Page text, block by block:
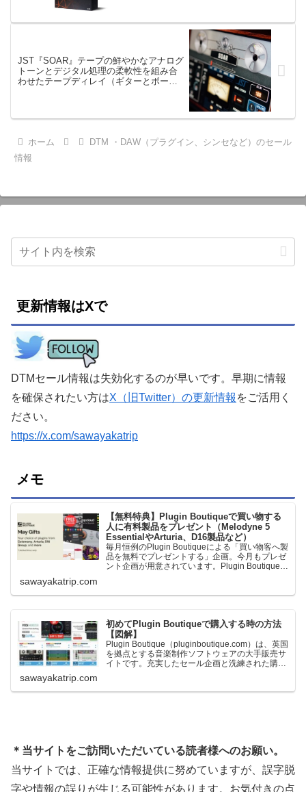
JST『SOAR』テープの鮮やかなアナログ
トーンとデジタル処理の柔軟性を組み合
わせたテープディレイ（ギターとボーカ
ホーム
DTM ・DAW（プラグイン、シンセなど）のセール
情報
更新情報はXで
DTMセール情報は失効化するのが早いです。早期に情報
を確保されたい方はX（旧Twitter）の更新情報 をご活用く
ださい。
https://x.com/sawayakatrip
メモ
【無料特典】Plugin Boutiqueで買い物する
人に有料製品をプレゼント（Melodyne 5
EssentialやArturia、D16製品など）
毎月恒例のPlugin Boutiqueによる「買い物客へ製
品を無料でプレゼントする」企画。今月もプレゼ
ント企画が用意されています。Plugin Boutiqueで
ます。＊無料配布終了予定日：日本時間：
sawayakatrip.com
初めてPlugin Boutiqueで購入する時の方法
【図解】
Plugin Boutique（pluginboutique.com）は、英国
を拠点とする音楽制作ソフトウェアの大手販売サ
イトです。充実したセール企画と洗練された購入
に知っておきたいこと価格表示に…
sawayakatrip.com
＊当サイトをご訪問いただいている読者様へのお願い。
当サイトでは、正確な情報提供に努めていますが、誤字脱
字や情報の誤りが生じる可能性があります。お気付きの点